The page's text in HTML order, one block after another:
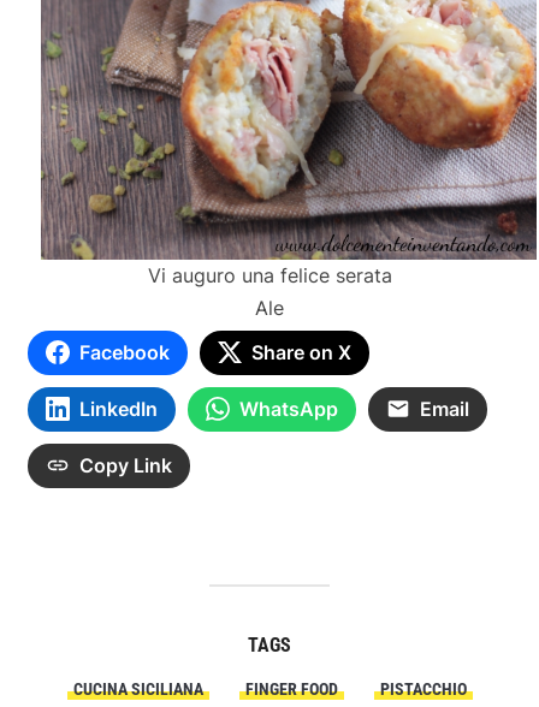
Vi auguro una felice serata
Ale
Facebook
Share on X
LinkedIn WhatsApp Email
Copy Link
TAGS
CUCINA SICILIANA FINGER FOOD
PISTACCHIO